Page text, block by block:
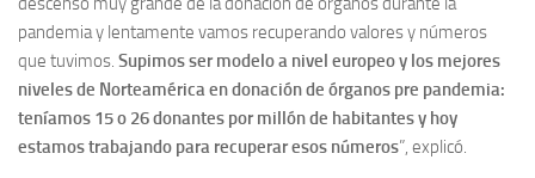
pandemia y lentamente vamos recuperando valores y números
que tuvimos. Supimos ser modelo a nivel europeo y los mejores
niveles de Norteamérica en donación de órganos pre pandemia:
teníamos 15 o 26 donantes por millón de habitantes y hoy
estamos trabajando para recuperar esos números”, explicó.